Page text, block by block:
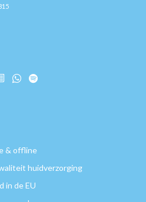
& offline
huidverzorging
in de EU